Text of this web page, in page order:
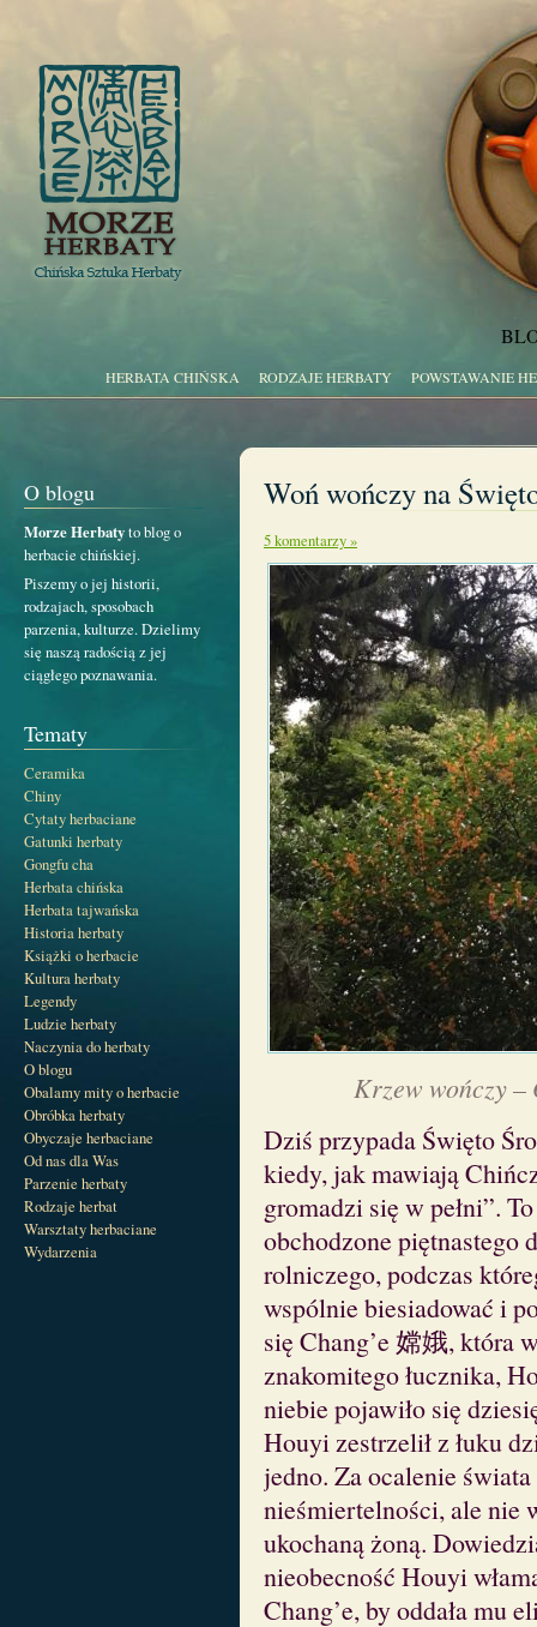
HERBATA CHIŃSKA RODZAJE HERBATY POWSTAWANIE
O blogu
Morze Herbatyto blog o
herbacie chińskiej.
Piszemy o jej historii,
rodzajach, sposobach
parzenia, kulturze. Dzielimy
się naszą radością z jej
ciągłego poznawania.
Tematy
Ceramika
Chiny
Cytaty herbaciane
Gatunki herbaty
Gongfu cha
Herbata chińska
Herbata tajwańska
Historia herbaty
Książki o herbacie
Kultura herbaty
Legendy
Ludzie herbaty
Naczynia do herbaty
O blogu
Obalamy mity o herbacie
Obróbka herbaty
Obyczaje herbaciane
Od nas dla Was
Parzenie herbaty
Rodzaje herbat
Warsztaty herbaciane
Wydarzenia
Woń wończy na
5 komentarzy »
Krzew wończy –
Dziś przypada Święto
kiedy, jak mawiają
gromadzi się w pełni”.
obchodzone piętnastego
rolniczego, podczas
wspólnie biesiadować i
się Chang’e 嫦娥, która
znakomitego łucznika,
niebie pojawiło się
Houyi zestrzelił z łuku
jedno. Za ocalenie
nieśmiertelności, ale nie
ukochaną żoną.
nieobecność Houyi
Chang’e, by oddała mu